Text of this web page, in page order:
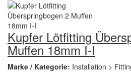
Kupfer Lötfitting
Muffen 18mm I-I
Marke / Kategorie: Installation >